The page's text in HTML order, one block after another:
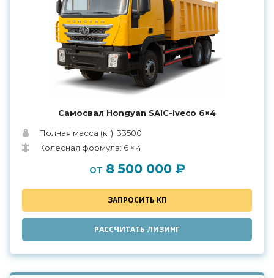
Самосвал Hongyan SAIC-Iveco 6×4
Полная масса (кг): 33500
Колесная формула: 6 × 4
от 8 500 000 ₽
ЗАПРОСИТЬ КП
РАССЧИТАТЬ ЛИЗИНГ